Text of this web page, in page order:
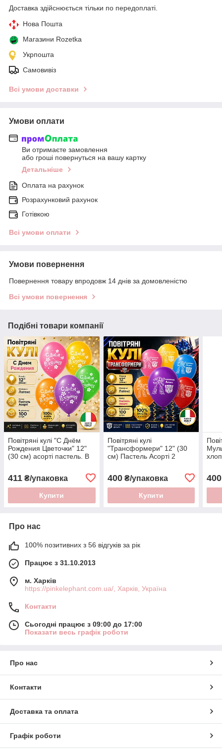
Доставка здійснюється тільки по передоплаті.
Нова Пошта
Магазини Rozetka
Укрпошта
Самовивіз
Всі умови доставки
Умови оплати
Ви отримаєте замовлення
або гроші повернуться на вашу картку
Детальніше
Оплата на рахунок
Розрахунковий рахунок
Готівкою
Всі умови оплати
Умови повернення
Повернення товару впродовж 14 днів за домовленістю
Всі умови повернення
Подібні товари компанії
Повітряні кулі "С Днём
Рождения Цветочки" 12"
(30 см) асорті пастель. В
411 ₴/упаковка
Купити
Повітряні кулі
"Трансформери" 12" (30
см) Пастель Асорті 2
400₴/упаковка
Купити
400
Про нас
100% позитивних з 56 відгуків за рік
Працює з 31.10.2013
м. Харків
https://pinkelephant.com.ua/, Харків, Україна
Контакти
Сьогодні працює з 09:00 до 17:00
Показати весь графік роботи
Про нас
Контакти
Доставка та оплата
Графік роботи